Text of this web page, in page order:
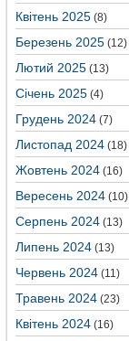
Квітень 2025 (8)
Березень 2025 (12)
Лютий 2025 (13)
Січень 2025 (4)
Грудень 2024 (7)
Листопад 2024 (18)
Жовтень 2024 (16)
Вересень 2024 (10)
Серпень 2024 (13)
Липень 2024 (13)
Червень 2024 (11)
Травень 2024 (23)
Квітень 2024 (16)